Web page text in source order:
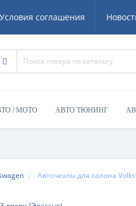
Условия соглашения
/ МОТО АВТО ТЮНИНГ
Авточехлы для салона